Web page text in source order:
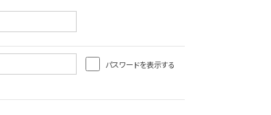
パスワードを表示する